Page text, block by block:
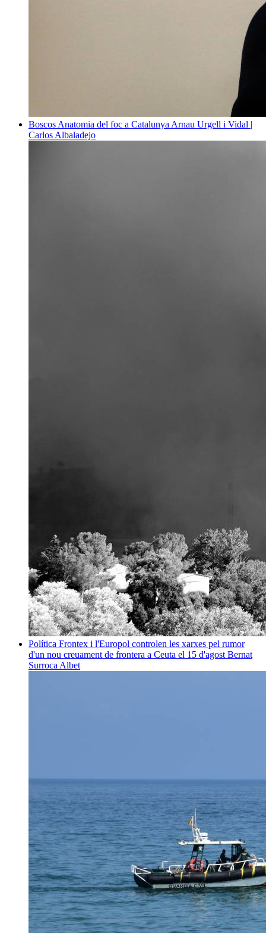
Boscos Anatomia del foc a Catalunya Arnau Urgell i Vidal |
Carlos Albaladejo
Política Frontex i l'Europol controlen les xarxes pel rumor
d'un nou creuament de frontera a Ceuta el 15 d'agost Bernat
Surroca Albet